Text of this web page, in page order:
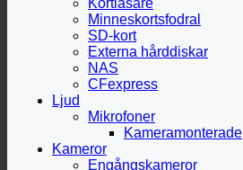
Minneskortsfodral
SD-kort
Externa hårddiskar
NAS
CFexpress
Ljud
Mikrofoner
Kameramonterade
Kameror
Engångskameror